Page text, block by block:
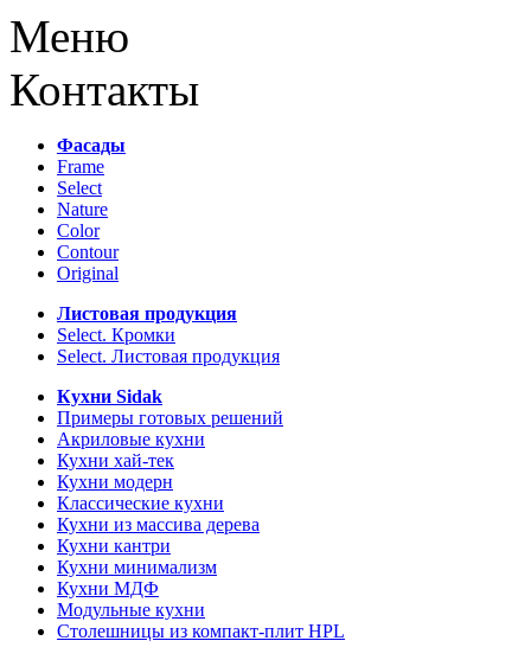
Меню
Контакты
Фасады
Frame
Select
Nature
Color
Contour
Original
Листовая продукция
Select. Кромки
Select. Листовая продукция
Кухни Sidak
Примеры готовых решений
Акриловые кухни
Кухни хай-тек
Кухни модерн
Классические кухни
Кухни из массива дерева
Кухни кантри
Кухни минимализм
Кухни МДФ
Модульные кухни
Столешницы из компакт-плит HPL